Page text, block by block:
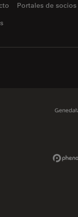
Portales de socios